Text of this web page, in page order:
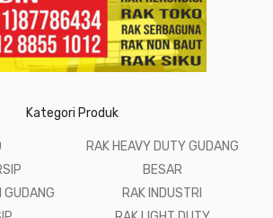
Kategori Produk
GUDANG
RAK HEAVY DUTY GUDANG
BESAR
RAK INDUSTRI